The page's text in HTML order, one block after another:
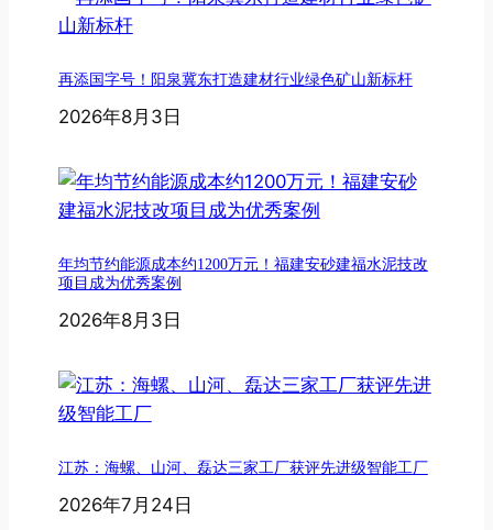
再添国字号！阳泉冀东打造建材行业绿色矿山新标杆
2026年8月3日
年均节约能源成本约1200万元！福建安砂建福水泥技改
项目成为优秀案例
2026年8月3日
江苏：海螺、山河、磊达三家工厂获评先进级智能工厂
2026年7月24日